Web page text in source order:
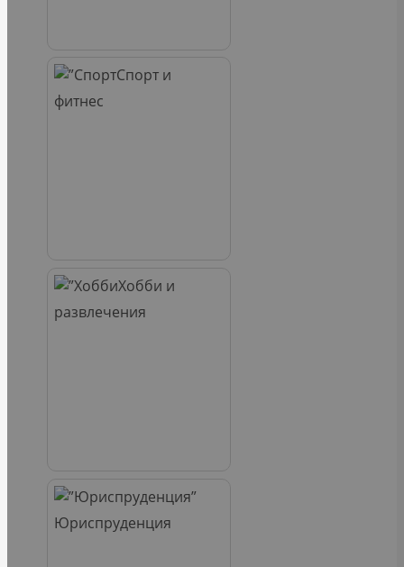
Спорт и
фитнес
Хобби и
развлечения
Юриспруденция